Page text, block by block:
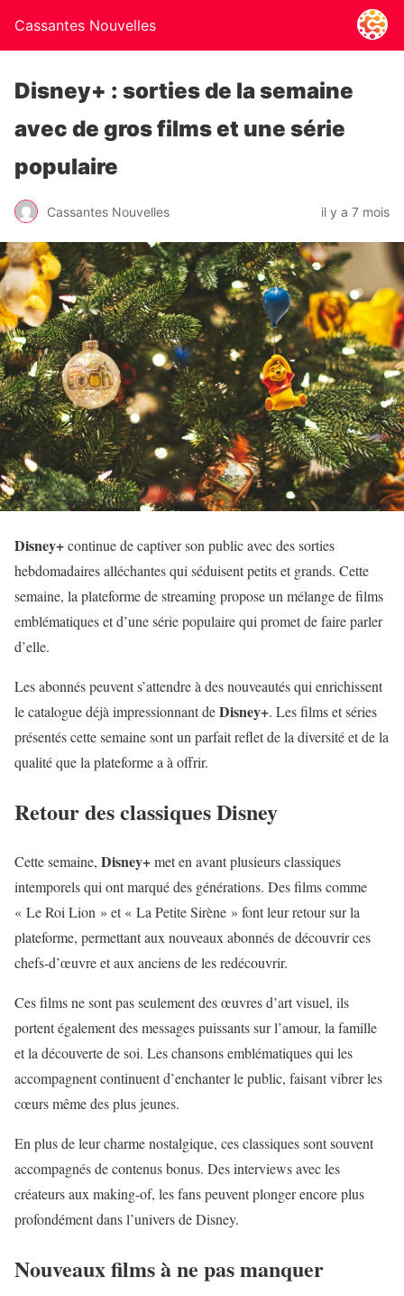
Cassantes Nouvelles
Disney+ : sorties de la semaine
avec de gros films et une série
populaire
Cassantes Nouvelles il y a 7 mois
Disney+continue de captiver son public avec des sorties
hebdomadaires alléchantes qui séduisent petits et grands. Cette
semaine, la plateforme de streaming propose un mélange de films
emblématiques et d’une série populaire qui promet de faire parler
d’elle.
Les abonnés peuvent s’attendre à des nouveautés qui enrichissent
le catalogue déjà impressionnant deDisney+. Les films et séries
présentés cette semaine sont un parfait reflet de la diversité et de la
qualité que la plateforme a à offrir.
Retour des classiques Disney
Cette semaine, Disney+met en avant plusieurs classiques
intemporels qui ont marqué des générations. Des films comme
« Le Roi Lion » et « La Petite Sirène » font leur retour sur la
plateforme, permettant aux nouveaux abonnés de découvrir ces
chefs-d’œuvre et aux anciens de les redécouvrir.
Ces films ne sont pas seulement des œuvres d’art visuel, ils
portent également des messages puissants sur l’amour, la famille
et la découverte de soi. Les chansons emblématiques qui les
accompagnent continuent d’enchanter le public, faisant vibrer les
cœurs même des plus jeunes.
En plus de leur charme nostalgique, ces classiques sont souvent
accompagnés de contenus bonus. Des interviews avec les
créateurs aux making-of, les fans peuvent plonger encore plus
profondément dans l’univers de Disney.
Nouveaux films à ne pas manquer